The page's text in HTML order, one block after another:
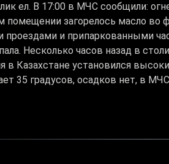
ел. В 17:00 в МЧС сообщили:
помещении загорелось масло
и припаркованными
Несколько часов назад в
в Казахстане установился
35 градусов, осадков нет, в